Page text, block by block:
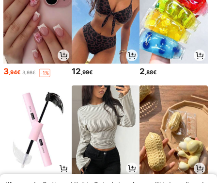
3,94€ 3,98€ -1% 12,99€ 2,88€